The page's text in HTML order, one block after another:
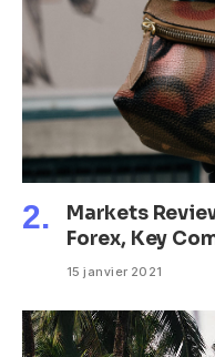
Markets
Forex, Key
15 janvier 2021